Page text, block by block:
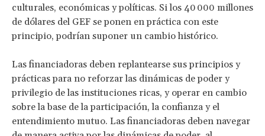
culturales, económicas y políticas. Si los 40 000 millones
de dólares del GEF se ponen en práctica con este
principio, podrían suponer un cambio histórico.
Las financiadoras deben replantearse sus principios y
prácticas para no reforzar las dinámicas de poder y
privilegio de las instituciones ricas, y operar en cambio
sobre la base de la participación, la confianza y el
entendimiento mutuo. Las financiadoras deben navegar